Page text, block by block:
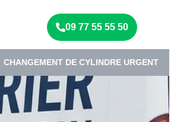
09 77 55 55 50
DE CYLINDRE URGENT •